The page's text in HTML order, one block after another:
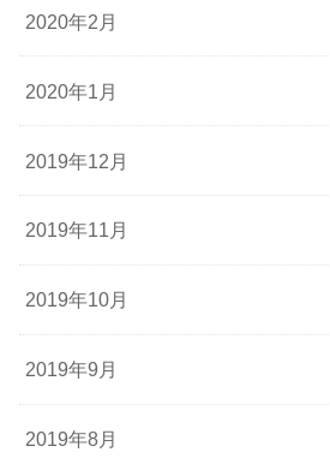
2020年2月
2020年1月
2019年12月
2019年11月
2019年10月
2019年9月
2019年8月